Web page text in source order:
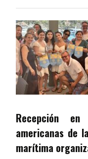
Recepción
americanas de
marítima